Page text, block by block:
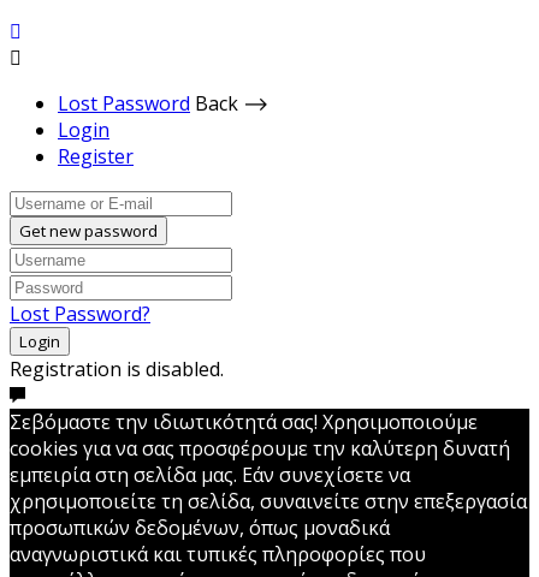
Lost Password Back ⟶
Login
Register
Get new password
Lost Password?
Login
Registration is disabled.
Σεβόμαστε την ιδιωτικότητά σας! Χρησιμοποιούμε
cookies για να σας προσφέρουμε την καλύτερη δυνατή
εμπειρία στη σελίδα μας. Εάν συνεχίσετε να
χρησιμοποιείτε τη σελίδα, συναινείτε στην επεξεργασία
προσωπικών δεδομένων, όπως μοναδικά
αναγνωριστικά και τυπικές πληροφορίες που